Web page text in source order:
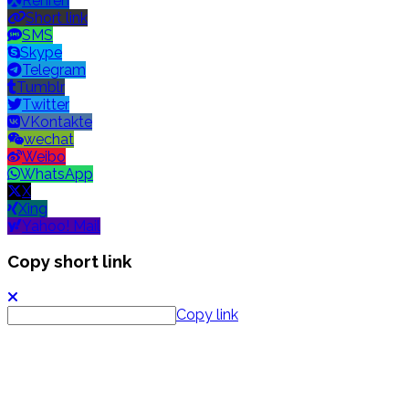
Short link
SMS
Skype
Telegram
Tumblr
Twitter
VKontakte
wechat
Weibo
WhatsApp
X
Xing
Yahoo! Mail
Copy short link
Copy link